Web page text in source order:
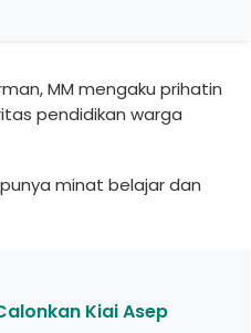
MM mengaku prihatin
pendidikan warga
minat belajar dan
Kiai Asep